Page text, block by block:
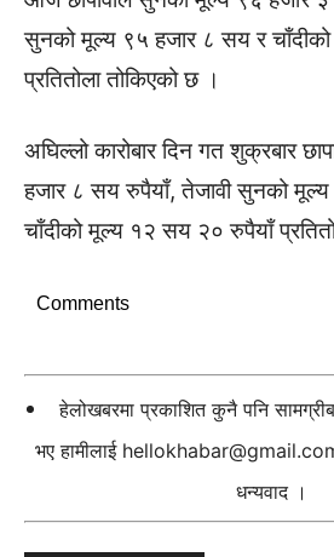
सुनको मूल्य ९५ हजार ८ सय र
प्रतितोला तोकिएको छ ।
अघिल्लो कारोबार दिन गत शुक्रबार
हजार ८ सय रुपैयाँ, तेजावी सुनको
चाँदीको मूल्य १२ सय २० रुपैयाँ
Comments
हेलोखबरमा प्रकाशित कुनै पनि
भए हामीलाई
धन्यवाद ।